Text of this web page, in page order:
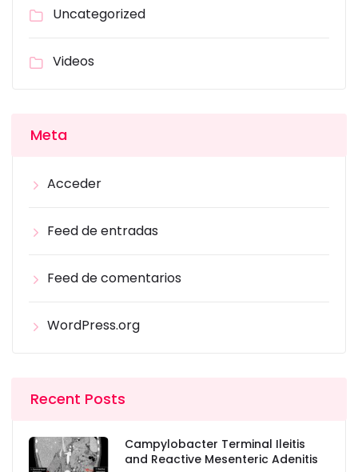
Uncategorized
Videos
Meta
Acceder
Feed de entradas
Feed de comentarios
WordPress.org
Recent Posts
Campylobacter Terminal Ileitis
and Reactive Mesenteric Adenitis